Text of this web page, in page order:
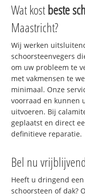
Wat kostbeste
Maastricht?
Wij werken
schoorsteenvegers
om uw probleem te
met vakmensen te
minimaal. Onze
voorraad en kunnen
uitvoeren. Bij
geplaatst en direct
definitieve reparatie.
Bel nu
Heeft u dringend
schoorsteen of dak?